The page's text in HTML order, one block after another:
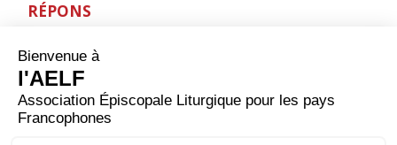
RÉPONS
fais-moi vivre selon ta parole.
ORAISON
Nous te prions, Seigneur Jésus Christ, à l’heure où tu fus
élevé sur la croix pour le rachat du monde et où les